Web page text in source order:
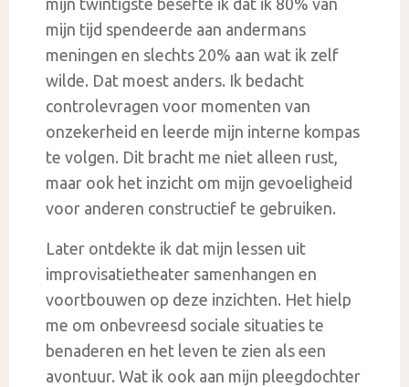
mijn twintigste besefte ik dat ik 80% van
mijn tijd spendeerde aan andermans
meningen en slechts 20% aan wat ik zelf
wilde. Dat moest anders. Ik bedacht
controlevragen voor momenten van
onzekerheid en leerde mijn interne kompas
te volgen. Dit bracht me niet alleen rust,
maar ook het inzicht om mijn gevoeligheid
voor anderen constructief te gebruiken.
Later ontdekte ik dat mijn lessen uit
improvisatietheater samenhangen en
voortbouwen op deze inzichten. Het hielp
me om onbevreesd sociale situaties te
benaderen en het leven te zien als een
avontuur. Wat ik ook aan mijn pleegdochter